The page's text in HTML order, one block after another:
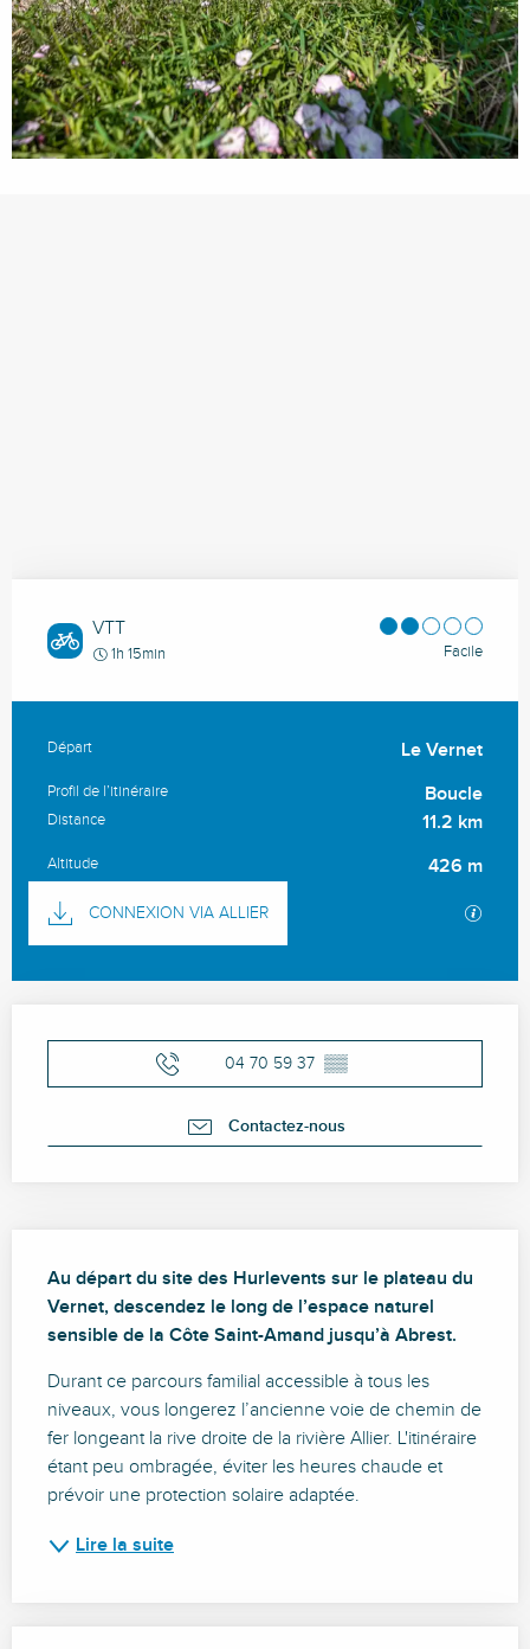
VTT
1h 15min Facile
Informations pratiques
Départ Le Vernet
Profil de l’itinéraire Boucle
Distance 11.2 km
Altitude 426 m
Documentation
CONNEXION VIA ALLIER
Ouverture et coordonnées
04 70 59 37 ▒▒
Contactez-nous
Au départ du site des Hurlevents sur le plateau du
Vernet, descendez le long de l’espace naturel
sensible de la Côte Saint-Amand jusqu’à Abrest.
Durant ce parcours familial accessible à tous les
niveaux, vous longerez l’ancienne voie de chemin de
fer longeant la rive droite de la rivière Allier. L'itinéraire
étant peu ombragée, éviter les heures chaude et
prévoir une protection solaire adaptée.
Lire la suite